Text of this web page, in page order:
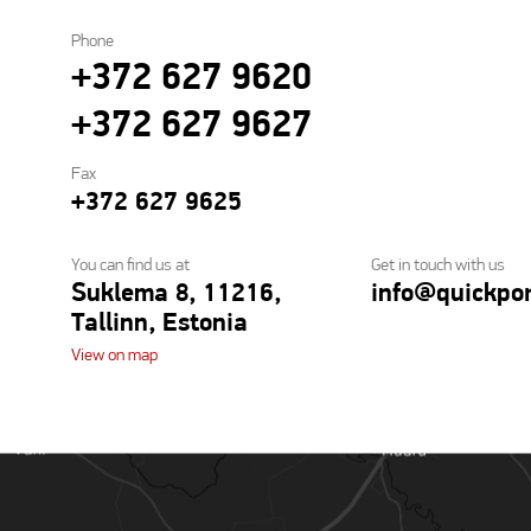
Phone
+372 627 9620
+372 627 9627
Fax
+372 627 9625
You can find us at
Suklema 8, 11216,
Tallinn, Estonia
View on map
Get in touch with us